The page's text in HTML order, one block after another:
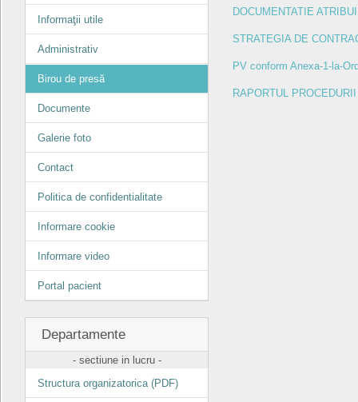
Informaţii utile
Administrativ
Birou de presă
Documente
Galerie foto
Contact
Politica de confidentialitate
Informare cookie
Informare video
Portal pacient
Departamente
- sectiune in lucru -
Structura organizatorica (PDF)
DOCUMENTATIE
STRATEGIA DE
PV conform Anexa-1-la-
RAPORTUL